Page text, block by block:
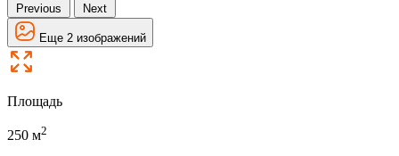
Previous Next
Еще 2 изображений
Площадь
250 м2